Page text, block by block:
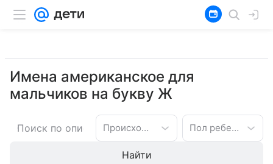
Имена американское для
мальчиков на букву Ж
Происхождение имени Пол ребенка
Найти